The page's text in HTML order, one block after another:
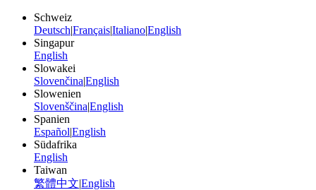
Schweiz
Deutsch|Français|Italiano|English
Singapur
English
Slowakei
Slovenčina|English
Slowenien
Slovenščina|English
Spanien
Español|English
Südafrika
English
Taiwan
繁體中文|English